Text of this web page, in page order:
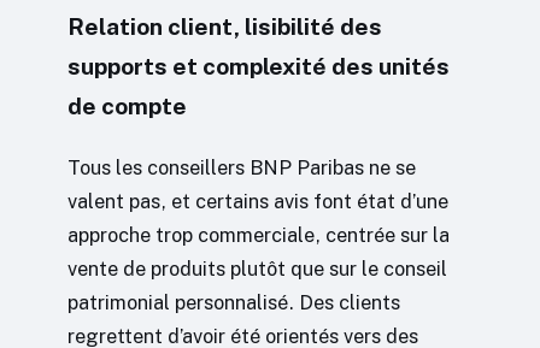
Relation client, lisibilité des
supports et complexité des unités
de compte
Tous les conseillers BNP Paribas ne se
valent pas, et certains avis font état d’une
approche trop commerciale, centrée sur la
vente de produits plutôt que sur le conseil
patrimonial personnalisé. Des clients
regrettent d’avoir été orientés vers des